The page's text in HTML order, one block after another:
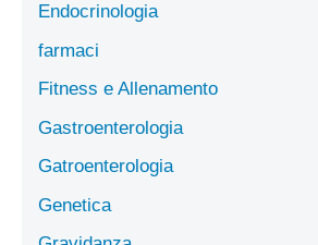
Endocrinologia
farmaci
Fitness e Allenamento
Gastroenterologia
Gatroenterologia
Genetica